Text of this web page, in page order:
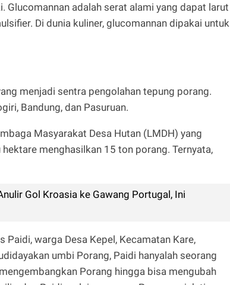
adalah serat alami yang dapat larut
Di dunia kuliner, glucomannan dipakai untuk
menjadi sentra pengolahan tepung porang.
Bandung, dan Pasuruan.
Masyarakat Desa Hutan (LMDH) yang
menghasilkan 15 ton porang. Ternyata,
Gol Kroasia ke Gawang Portugal, Ini
warga Desa Kepel, Kecamatan Kare,
umbi Porang, Paidi hanyalah seorang
Porang hingga bisa mengubah